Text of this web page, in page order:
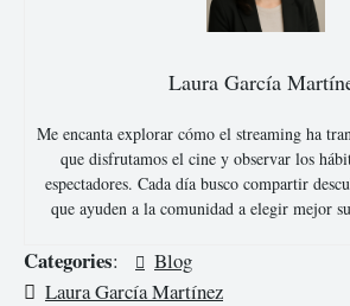
Laura García
Me encanta explorar cómo el streaming ha
que disfrutamos el cine y observar los
espectadores. Cada día busco compartir
que ayuden a la comunidad a elegir mejor
Categories:
Blog
Laura García Martínez